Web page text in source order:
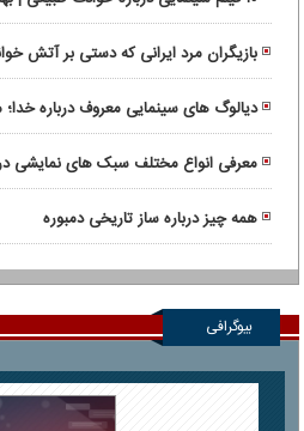
واقعی
بازیگران مرد ایرانی که دستی بر آتش
دیالوگ های سینمایی معروف درباره خدا؛
معرفی انواع مختلف سبک های نمایشی در
همه چیز درباره ساز تاریخی دمبوره
بیوگرافی